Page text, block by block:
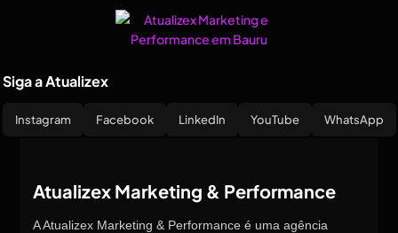
Siga a Atualizex
Instagram Facebook LinkedIn YouTube WhatsApp
Atualizex Marketing & Performance
A Atualizex Marketing & Performance é uma agência